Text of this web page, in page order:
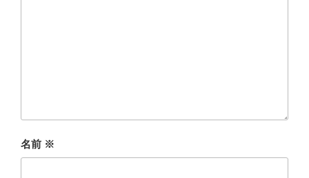
名前 ※